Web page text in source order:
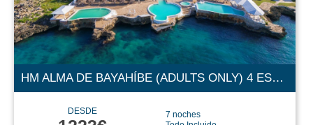
HM ALMA DE BAYAHÍBE (ADULTS ONLY) 4 ESTRELLAS
DESDE
7 noches